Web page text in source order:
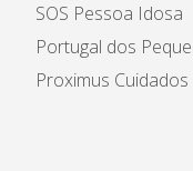
SOS Pessoa Idosa
Portugal dos
Proximus